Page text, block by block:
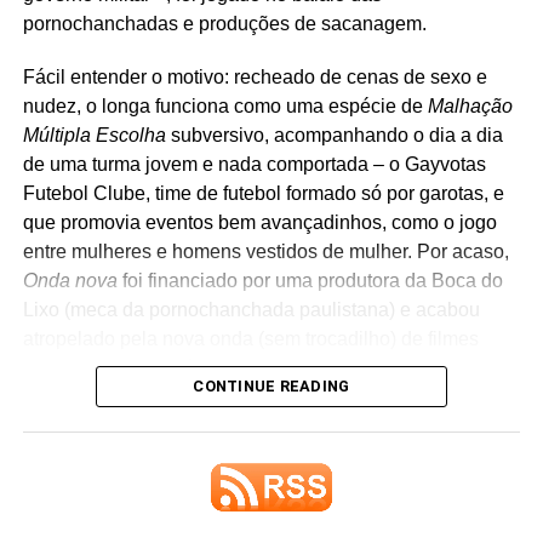
Lançamento: 25 de abril de 2025
Ouvimos : The Raveonettes –Sing…
Ouvimos: Drop Nineteens –1991
Ouvimos: Drop Nineteens –Hard light
pornochanchadas e produções de sacanagem.
Fácil entender o motivo: recheado de cenas de sexo e
nudez, o longa funciona como uma espécie de Malhação
Múltipla Escolha subversivo, acompanhando o dia a dia
de uma turma jovem e nada comportada – o Gayvotas
Futebol Clube, time de futebol formado só por garotas, e
que promovia eventos bem avançadinhos, como o jogo
entre mulheres e homens vestidos de mulher. Por acaso,
Onda nova foi financiado por uma produtora da Boca do
Lixo (meca da pornochanchada paulistana) e acabou
extremamente explícitos.
Casé, aparecem figuras como Osmar Santos,
Casagrande e até Caetano Veloso – que protagoniza
CONTINUE READING